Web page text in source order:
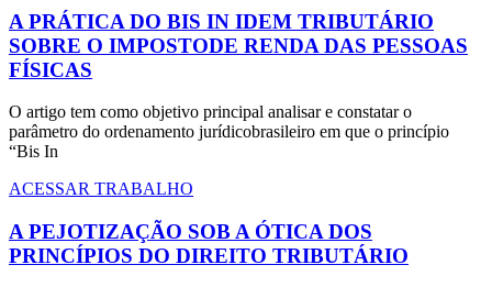
A PRÁTICA DO BIS IN IDEM TRIBUTÁRIO
SOBRE O IMPOSTODE RENDA DAS PESSOAS
FÍSICAS
O artigo tem como objetivo principal analisar e constatar o
parâmetro do ordenamento jurídicobrasileiro em que o princípio
“Bis In
ACESSAR TRABALHO
A PEJOTIZAÇÃO SOB A ÓTICA DOS
PRINCÍPIOS DO DIREITO TRIBUTÁRIO